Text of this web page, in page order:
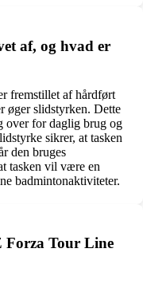
af, og hvad er
fremstillet af hårdført
øger slidstyrken. Dette
over for daglig brug og
sikrer, at tasken
den bruges
tasken vil være en
badmintonaktiviteter.
Forza Tour Line